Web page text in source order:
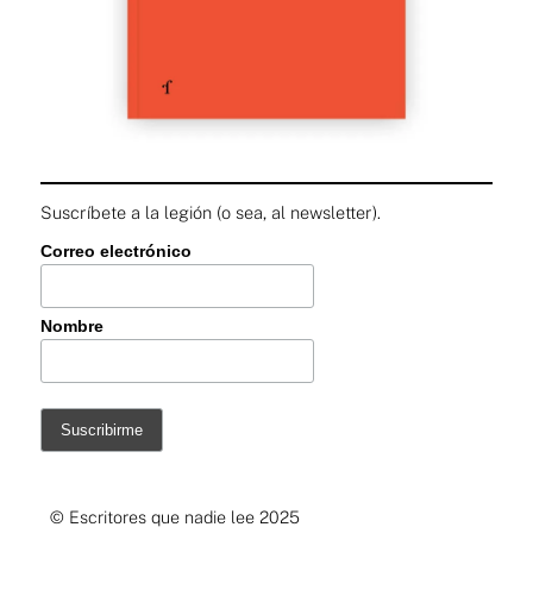
Suscríbete a la legión (o sea, al newsletter).
Correo electrónico
Nombre
© Escritores que nadie lee 2025